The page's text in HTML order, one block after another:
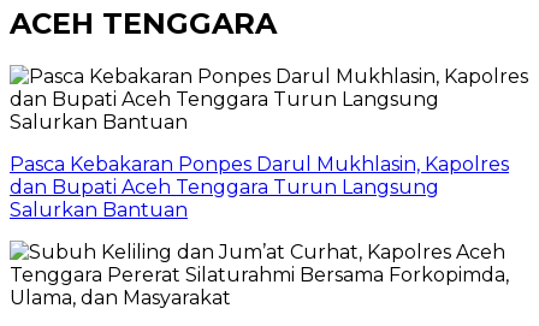
ACEH TENGGARA
Pasca Kebakaran Ponpes Darul Mukhlasin, Kapolres
dan Bupati Aceh Tenggara Turun Langsung
Salurkan Bantuan